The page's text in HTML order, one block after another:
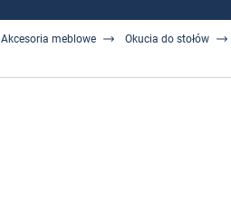
Akcesoria meblowe Okucia do stołów